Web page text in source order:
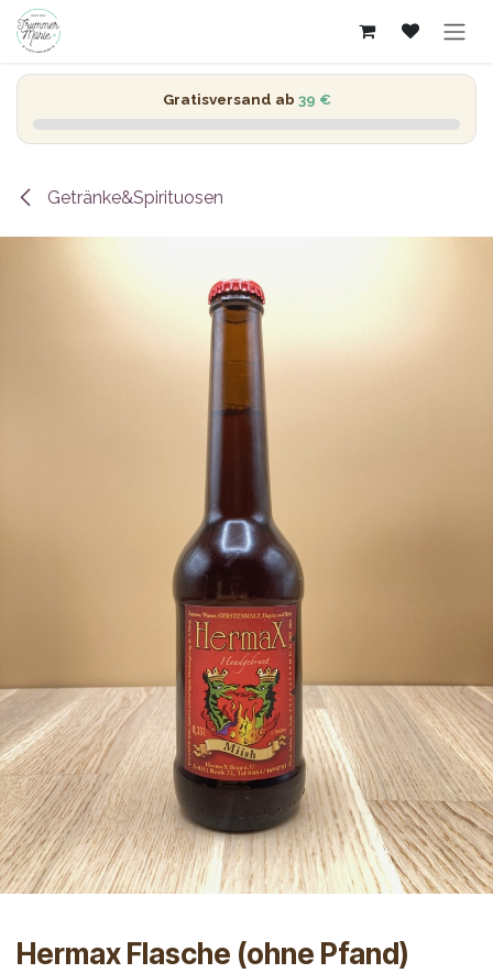
Zum Inhalt springen
Gratisversand ab 39 €
Getränke&Spirituosen
Hermax Flasche (ohne Pfand)